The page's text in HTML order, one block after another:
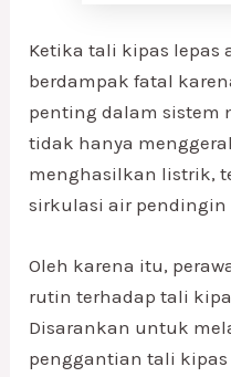
Ketika tali kipas lepas
berdampak fatal
penting dalam sistem
tidak hanya
menghasilkan listrik,
sirkulasi air pendingin
Oleh karena itu,
rutin terhadap tali
Disarankan untuk
penggantian tali kipas